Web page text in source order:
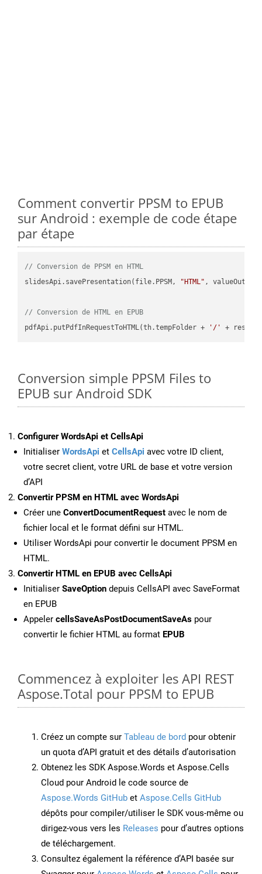
Comment convertir PPSM to EPUB
sur Android : exemple de code étape
par étape
// Conversion de PPSM en HTML
slidesApi.savePresentation(file.PPSM,
"HTML" ,
// Conversion de HTML en EPUB
pdfApi.putPdfInRequestToHTML(th.tempFolder +
'/' +
Conversion simple PPSM Files to
EPUB sur Android SDK
Configurer WordsApi et CellsApi
Initialiser WordsApi et CellsApi avec votre ID client,
votre secret client, votre URL de base et votre version
d’API
Convertir PPSM en HTML avec WordsApi
Créer une ConvertDocumentRequest avec le nom de
fichier local et le format défini sur HTML.
Utiliser WordsApi pour convertir le document PPSM en
HTML.
Convertir HTML en EPUB avec CellsApi
Initialiser SaveOption depuis CellsAPI avec SaveFormat
en EPUB
Appeler cellsSaveAsPostDocumentSaveAs pour
convertir le fichier HTML au format EPUB
Commencez à exploiter les API REST
Aspose.Total pour PPSM to EPUB
Créez un compte sur Tableau de bord pour obtenir
un quota d’API gratuit et des détails d’autorisation
Obtenez les SDK Aspose.Words et Aspose.Cells
Cloud pour Android le code source de
Aspose.Words GitHub et Aspose.Cells GitHub
dépôts pour compiler/utiliser le SDK vous-même ou
dirigez-vous vers les Releases pour d’autres options
de téléchargement.
Consultez également la référence d’API basée sur